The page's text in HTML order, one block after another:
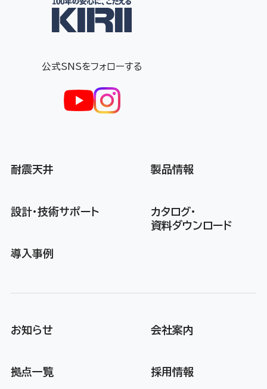
公式SNSをフォローする
耐震天井 製品情報
設計・技術サポート
カタログ・
資料ダウンロード
導入事例
お知らせ 会社案内
拠点一覧 採用情報